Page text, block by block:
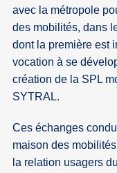
avec la métropole
des mobilités, dans
dont la première est
vocation à se
création de la SPL
SYTRAL.
Ces échanges
maison des
la relation usagers